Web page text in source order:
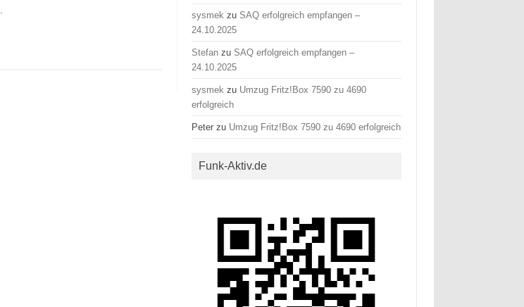
sysmek zu SAQ erfolgreich empfangen –
24.10.2025
Stefan zu SAQ erfolgreich empfangen –
24.10.2025
sysmek zu Umzug Fritz!Box 7590 zu 4690
erfolgreich
Peter zu Umzug Fritz!Box 7590 zu 4690 erfolgreich
Funk-Aktiv.de